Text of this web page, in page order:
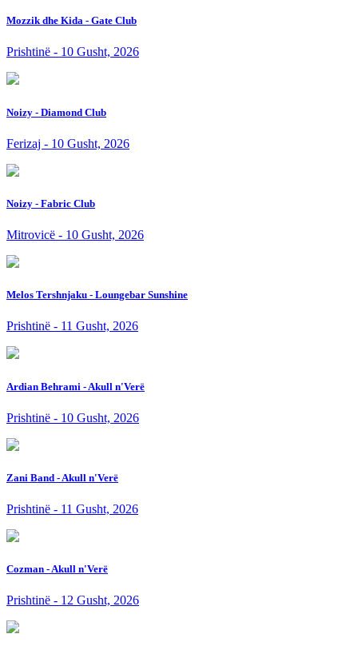
Mozzik dhe Kida - Gate Club
Prishtinë - 10 Gusht, 2026
Noizy - Diamond Club
Ferizaj - 10 Gusht, 2026
Noizy - Fabric Club
Mitrovicë - 10 Gusht, 2026
Melos Tershnjaku - Loungebar Sunshine
Prishtinë - 11 Gusht, 2026
Ardian Behrami - Akull n'Verë
Prishtinë - 10 Gusht, 2026
Zani Band - Akull n'Verë
Prishtinë - 11 Gusht, 2026
Cozman - Akull n'Verë
Prishtinë - 12 Gusht, 2026